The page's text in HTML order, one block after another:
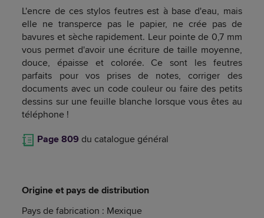
L'encre de ces stylos feutres est à base d'eau, mais
elle ne transperce pas le papier, ne crée pas de
bavures et sèche rapidement. Leur pointe de 0,7 mm
vous permet d'avoir une écriture de taille moyenne,
douce, épaisse et colorée. Ce sont les feutres
parfaits pour vos prises de notes, corriger des
documents avec un code couleur ou faire des petits
dessins sur une feuille blanche lorsque vous êtes au
téléphone !
Page 809 du catalogue général
Origine et pays de distribution
Pays de fabrication : Mexique